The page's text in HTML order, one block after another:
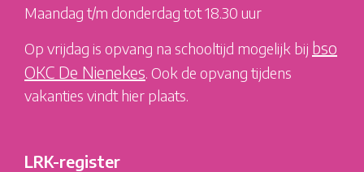
Maandag t/m donderdag tot 18.30 uur
Op vrijdag is opvang na schooltijd mogelijk bij bso
OKC De Nienekes . Ook de opvang tijdens
vakanties vindt hier plaats.
LRK-register